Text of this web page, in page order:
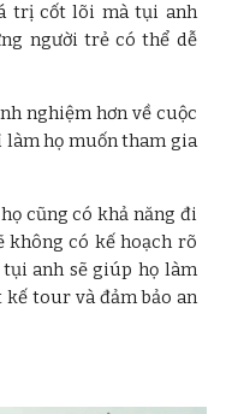
trị cốt lõi mà tụi anh
người trẻ có thể dễ
nghiệm hơn về cuộc
họ muốn tham gia
cũng có khả năng đi
không có kế hoạch rõ
anh sẽ giúp họ làm
tour và đảm bảo an